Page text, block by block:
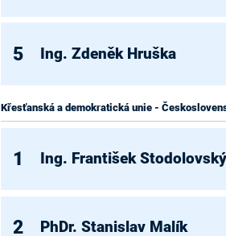
5 Ing. Zdeněk Hruška
Křesťanská a demokratická unie -
1 Ing. František Stodolovský
2 PhDr. Stanislav Malík